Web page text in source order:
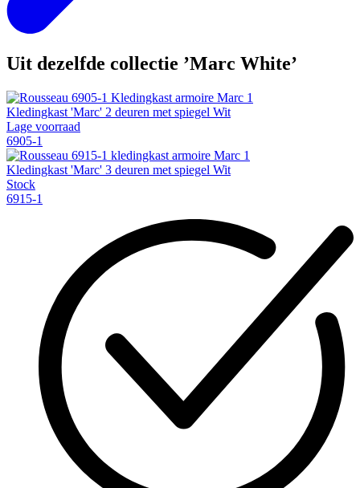
Uit dezelfde collectie ’Marc White’
Kledingkast 'Marc' 2 deuren met spiegel Wit
Lage voorraad
6905-1
Kledingkast 'Marc' 3 deuren met spiegel Wit
Stock
6915-1